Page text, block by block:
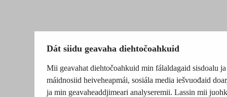
Dát siidu geavaha diehtočoahkuid
Mii geavahat diehtočoahkuid min fálaldagaid sisdoalu ja
máidnosiid heiveheapmái, sosiála media iešvuođaid
ja min geavaheaddjimeari analyseremii. Lassin mii